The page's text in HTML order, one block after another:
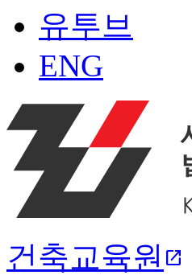
유투브
ENG
건축교육원 open_in_new